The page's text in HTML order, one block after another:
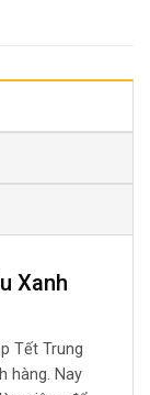
Xanh
Tết Trung
hàng. Nay